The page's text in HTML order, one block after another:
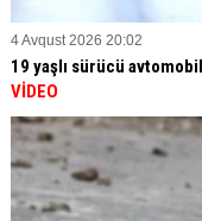
4 Avqust 2026 20:02
19 yaşlı sürücü
VİDEO